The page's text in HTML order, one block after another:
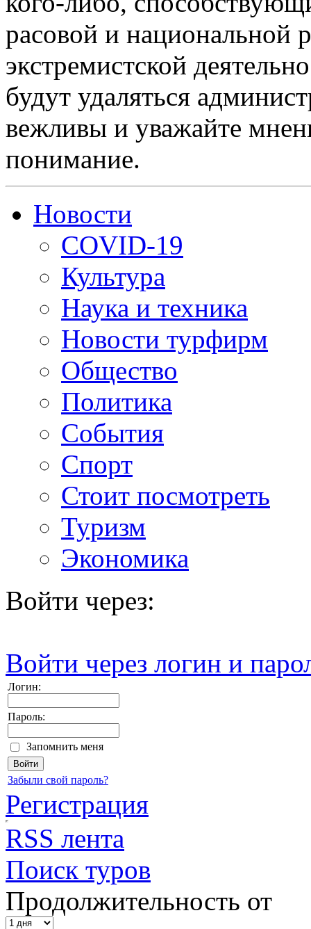
расовой и национальной
экстремистской
будут удаляться
вежливы и уважайте
понимание.
Новости
COVID-19
Культура
Наука и техника
Новости турфирм
Общество
Политика
События
Спорт
Стоит посмотреть
Туризм
Экономика
Войти через:
Войти через логин и
Логин:
Пароль:
Запомнить меня
Забыли свой пароль?
Регистрация
RSS лента
Поиск туров
Продолжительность от